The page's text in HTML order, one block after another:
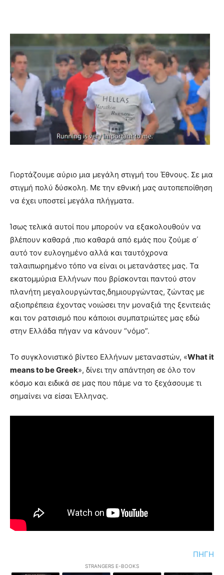
Γιορτάζουμε αύριο μια μεγάλη στιγμή του Έθνους. Σε μια
στιγμή πολύ δύσκολη. Με την εθνική μας αυτοπεποίθηση
να έχει υποστεί μεγάλα πλήγματα.
Ίσως τελικά αυτοί που μπορούν να εξακολουθούν να
βλέπουν καθαρά ,πιο καθαρά από εμάς που ζούμε σ΄
αυτό τον ευλογημένο αλλά και ταυτόχρονα
ταλαιπωρημένο τόπο να είναι οι μετανάστες μας. Τα
εκατομμύρια Ελλήνων που βρίσκονται παντού στον
πλανήτη μεγαλουργώντας,δημιουργώντας, ζώντας με
αξιοπρέπεια έχοντας νοιώσει την μοναξιά της ξενιτειάς
και τον ρατσισμό που κάποιοι συμπατριώτες μας εδώ
στην Ελλάδα πήγαν να κάνουν “νόμο”.
Το συγκλονιστικό βίντεο Ελλήνων μεταναστών, «What it
means to be Greek», δίνει την απάντηση σε όλο τον
κόσμο και ειδικά σε μας που πάμε να το ξεχάσουμε τι
σημαίνει να είσαι Έλληνας.
ΠΗΓΗ
STRANGERS E-BOOKS